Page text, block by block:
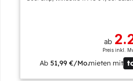
ab
Preis inkl.
Ab51,99 €/Mo.mieten mit